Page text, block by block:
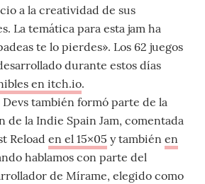
a la creatividad de sus
La temática para esta jam ha
te lo pierdes». Los 62 juegos
durante estos días
en itch.io.
Devs también formó parte de la
de la Indie Spain Jam, comentada
Reload en el 15×05 y también en
hablamos con parte del
de Mírame, elegido como